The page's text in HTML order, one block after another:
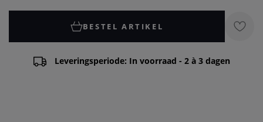
BESTEL ARTIKEL
Leveringsperiode: In voorraad - 2 à 3 dagen